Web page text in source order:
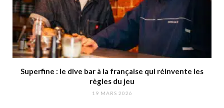
Superfine : le dive bar à la française qui réinvente les
règles du jeu
19 MARS 2026